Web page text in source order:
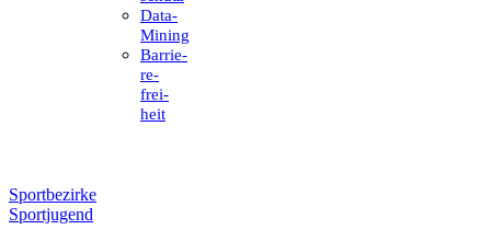
Data-
Mining
Barrie­
re­
frei­
heit
Sportbezirke
Sportjugend